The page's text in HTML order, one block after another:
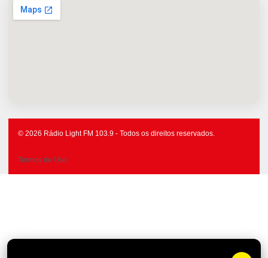
© 2026 Rádio Light FM 103.9 - Todos os direitos reservados.
Termos de Uso